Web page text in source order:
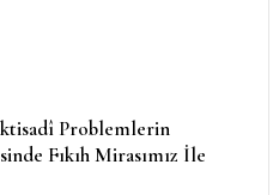
Problemlerin
Fıkıh Mirasımız İle